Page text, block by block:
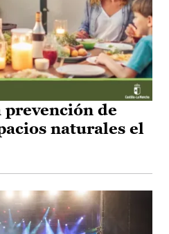
prevención de
naturales el